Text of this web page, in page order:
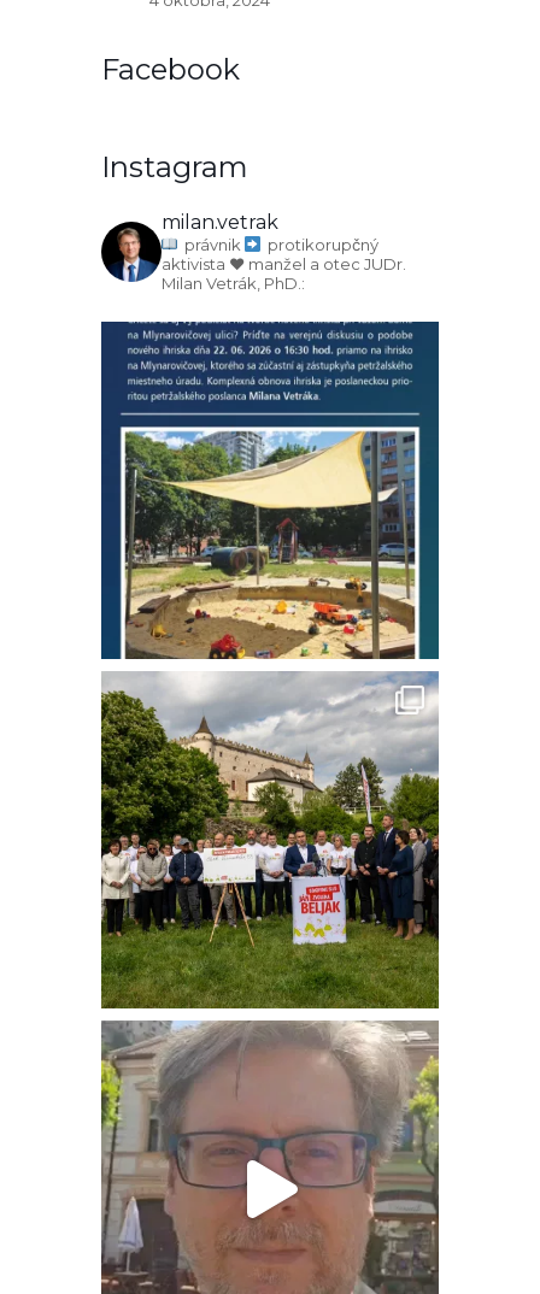
Facebook
Instagram
milan.vetrak
právnik
protikorupčný
aktivista ♥️ manžel a otec JUDr.
Milan Vetrák, PhD.: